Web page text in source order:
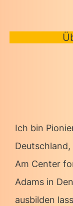
Ich bin
Am Center
Adams in
ausbilden